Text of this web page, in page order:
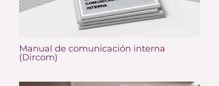
Manual de comunicación interna
(Dircom)